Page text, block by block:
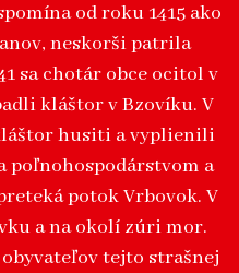
od roku 1415 ako
neskorši patrila
sa chotár obce ocitol v
kláštor v Bzovíku. V
husiti a vyplienili
poľnohospodárstvom a
potok Vrbovok. V
a na okolí zúri mor.
tejto strašnej